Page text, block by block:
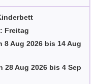
Freitag
8 Aug 2026 bis 14 Aug
28 Aug 2026bis 4 Sep